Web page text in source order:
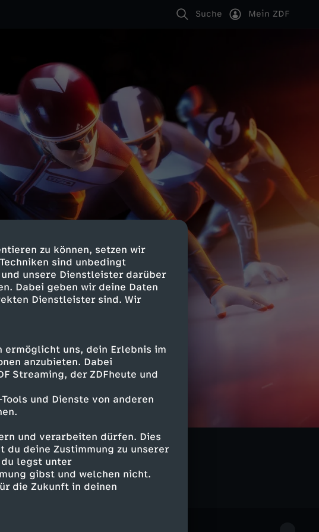
zu können, setzen wir
sind unbedingt
unsere Dienstleister darüber
Dabei geben wir deine Daten
Dienstleister sind. Wir
uns, dein Erlebnis im
anzubieten. Dabei
Streaming, der ZDFheute und
und Dienste von anderen
und verarbeiten dürfen. Dies
deine Zustimmung zu unserer
legst unter
gibst und welchen nicht.
die Zukunft in deinen
Suche Mein ZDF